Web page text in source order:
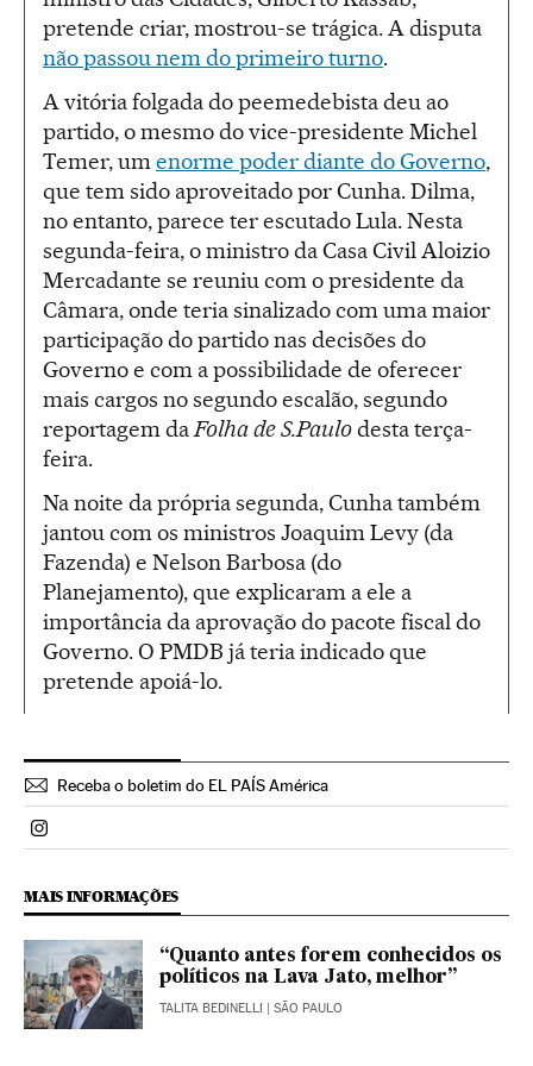
pretende criar, mostrou-se trágica. A disputa
não passou nem do primeiro turno.
A vitória folgada do peemedebista deu ao
partido, o mesmo do vice-presidente Michel
Temer, umenorme poder diante do Governo,
que tem sido aproveitado por Cunha. Dilma,
no entanto, parece ter escutado Lula. Nesta
segunda-feira, o ministro da Casa Civil Aloizio
Mercadante se reuniu com o presidente da
Câmara, onde teria sinalizado com uma maior
participação do partido nas decisões do
Governo e com a possibilidade de oferecer
mais cargos no segundo escalão, segundo
reportagem daFolha de S.Paulodesta terça-
feira.
Na noite da própria segunda, Cunha também
jantou com os ministros Joaquim Levy (da
Fazenda) e Nelson Barbosa (do
Planejamento), que explicaram a ele a
importância da aprovação do pacote fiscal do
Governo. O PMDB já teria indicado que
pretende apoiá-lo.
Receba o boletim do EL PAÍS América
Politica El País Brasil en Instagram
MAIS INFORMAÇÕES
“Quanto antes forem conhecidos os
políticos na Lava Jato, melhor”
TALITA BEDINELLI | SÃO PAULO